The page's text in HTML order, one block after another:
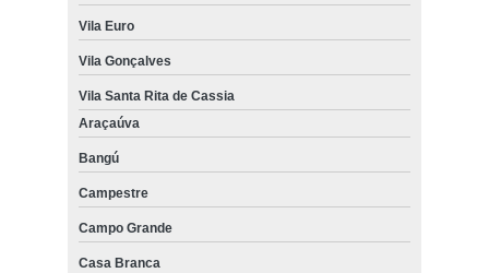
Vila Euro
Vila Gonçalves
Vila Santa Rita de Cassia
Araçaúva
Bangú
Campestre
Campo Grande
Casa Branca